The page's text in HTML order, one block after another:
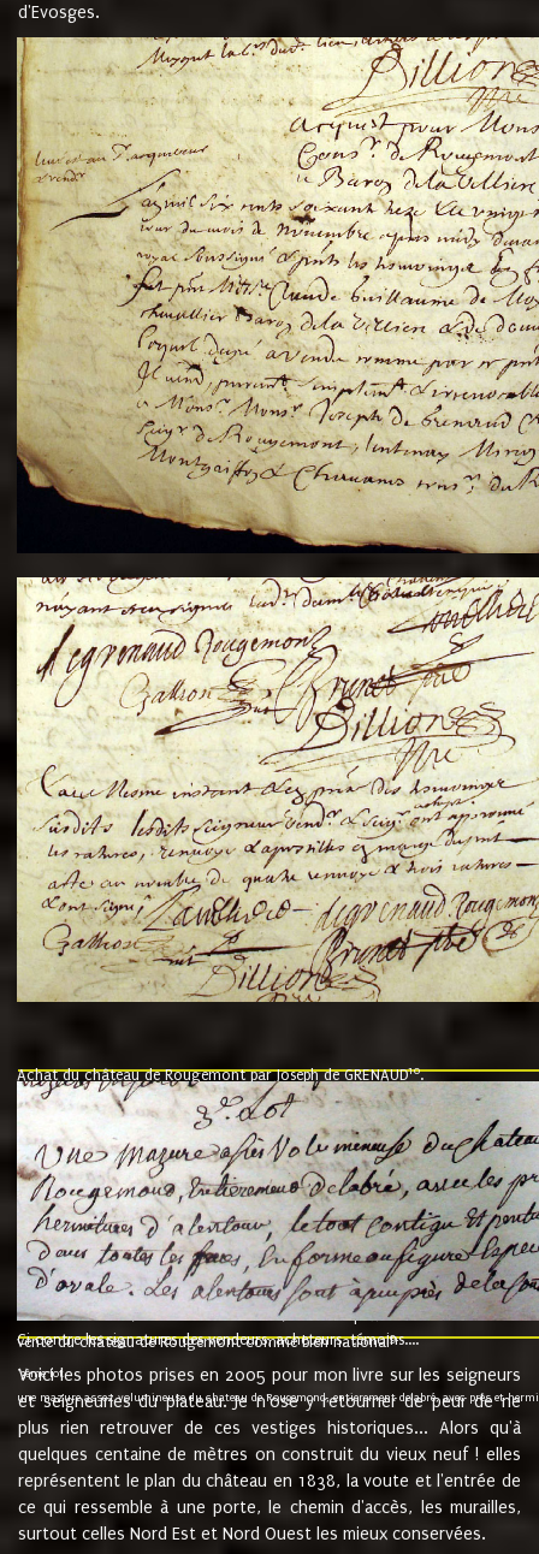
d'Evosges.
Achat du château de Rougemont par Joseph de GRENAUD10.
"l'an mil six cent soixante treze le ving neuvième jour du mois de
nommé fut présent Messire Claude Guillaume de Moyriat chevalier baron
vend, purement simplement et irrevocablement a monseigneur monsieur
et chavannes conseiller du roy au parlement de Bourgogne, present et
que le dit seigneur Baron de la Vellière a sur ses hommes, indivisables et
de la Velliere tout ainsi et comme le dit seigneur Baron et ses
présent......"
suivent les rentes, donation des terriers, etc... au prix de 880 livre louis
Ci contre les signatures des vendeurs, acheteurs, témoins....
vente du château de Rougemont comme bien national9.
"3ème lot
une mazure assez volumineuse du chateau de Rougemond, entierement delabré, avec près et
Voici les photos prises en 2005 pour mon livre sur les seigneurs
et seigneuries du plateau. Je n'ose y retourner de peur de ne
plus rien retrouver de ces vestiges historiques... Alors qu'à
quelques centaine de mètres on construit du vieux neuf ! elles
représentent le plan du château en 1838, la voute et l'entrée de
ce qui ressemble à une porte, le chemin d'accès, les murailles,
surtout celles Nord Est et Nord Ouest les mieux conservées.